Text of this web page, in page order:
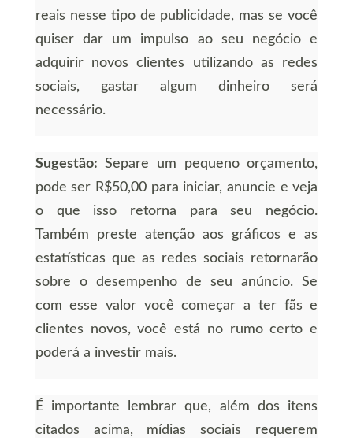
reais nesse tipo de publicidade, mas se você
quiser dar um impulso ao seu negócio e
adquirir novos clientes utilizando as redes
sociais, gastar algum dinheiro será
necessário.
Sugestão: Separe um pequeno orçamento,
pode ser R$50,00 para iniciar, anuncie e veja
o que isso retorna para seu negócio.
Também preste atenção aos gráficos e as
estatísticas que as redes sociais retornarão
sobre o desempenho de seu anúncio. Se
com esse valor você começar a ter fãs e
clientes novos, você está no rumo certo e
poderá a investir mais.
É importante lembrar que, além dos itens
citados acima, mídias sociais requerem